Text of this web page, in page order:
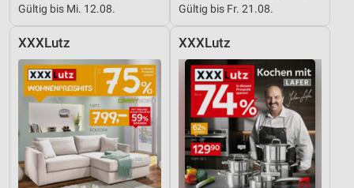
Gültig bis Mi. 12.08. Gültig bis Fr. 21.08.
XXXLutz XXXLutz
Funktional
Werbung